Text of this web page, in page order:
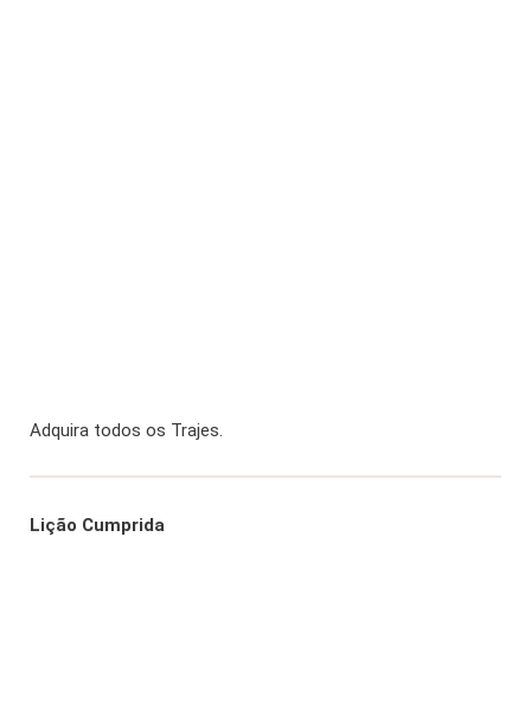
Adquira todos os Trajes.
Lição Cumprida